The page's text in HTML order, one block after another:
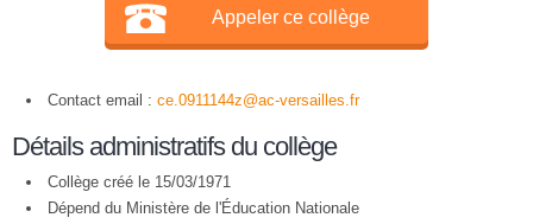
Appeler ce collège
Contact email : ce.0911144z@ac-versailles.fr
Détails administratifs du collège
Collège créé le 15/03/1971
Dépend du Ministère de l'Éducation Nationale